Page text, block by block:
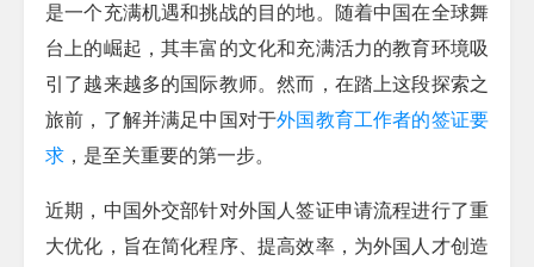
是一个充满机遇和挑战的目的地。随着中国在全球舞
台上的崛起，其丰富的文化和充满活力的教育环境吸
引了越来越多的国际教师。然而，在踏上这段探索之
旅前，了解并满足中国对于外国教育工作者的签证要
求 ，是至关重要的第一步。
近期，中国外交部针对外国人签证申请流程进行了重
大优化，旨在简化程序、提高效率，为外国人才创造